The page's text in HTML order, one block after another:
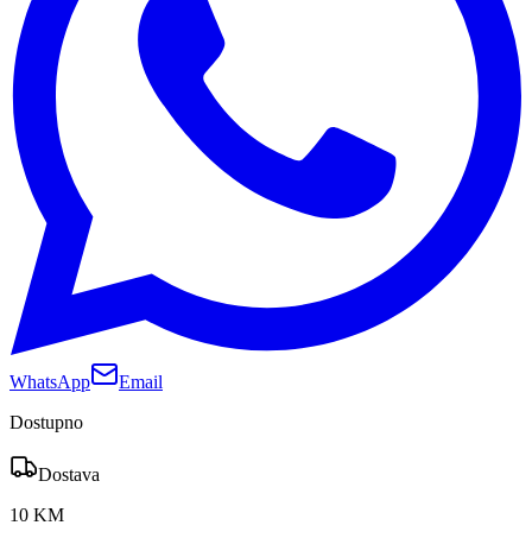
WhatsApp
Email
Dostupno
Dostava
10 KM